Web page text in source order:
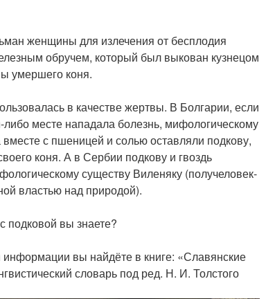
женщины для излечения от бесплодия
обручем, который был выкован кузнецом
умершего коня.
в качестве жертвы. В Болгарии, если
либо месте нападала болезнь, мифологическому
вместе с пшеницей и солью оставляли подкову,
коня. А в Сербии подкову и гвоздь
существу Виленяку (получеловек-
властью над природой).
подковой вы знаете?
вы найдёте в книге: «Славянские
словарь под ред. Н. И. Толстого